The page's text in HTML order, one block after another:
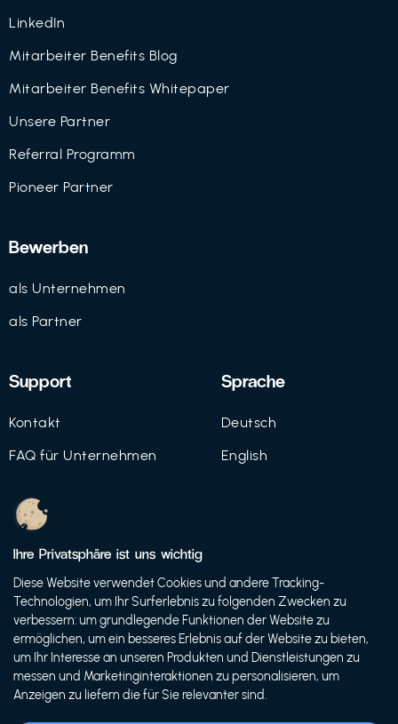
LinkedIn
Mitarbeiter Benefits Blog
Mitarbeiter Benefits Whitepaper
Unsere Partner
Referral Programm
Pioneer Partner
Bewerben
als Unternehmen
als Partner
Support
Kontakt
FAQ für Unternehmen
Datenschutz
Nutzungsbedingungen
Sprache
Deutsch
English
© 2021 FutureBens GmbH
Ihre Privatsphäre ist uns wichtig
Diese Website verwendet Cookies und andere Tracking-
Technologien, um Ihr Surferlebnis zu folgenden Zwecken zu
verbessern: um grundlegende Funktionen der Website zu
ermöglichen, um ein besseres Erlebnis auf der Website zu bieten,
um Ihr Interesse an unseren Produkten und Dienstleistungen zu
messen und Marketinginteraktionen zu personalisieren, um
Anzeigen zu liefern die für Sie relevanter sind.